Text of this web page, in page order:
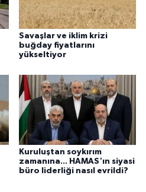
Savaşlar ve iklim krizi
buğday fiyatlarını
yükseltiyor
Kuruluştan soykırım
zamanına... HAMAS'ın siyasi
büro liderliği nasıl evrildi?